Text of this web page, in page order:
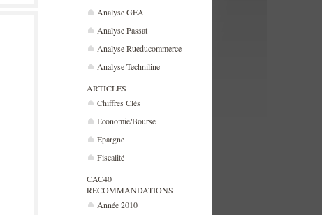
Analyse GEA
Analyse Passat
Analyse Rueducommerce
Analyse Techniline
ARTICLES
Chiffres Clés
Economie/Bourse
Epargne
Fiscalité
CAC40
RECOMMANDATIONS
Année 2010